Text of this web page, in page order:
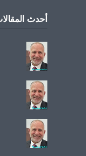
أحدث